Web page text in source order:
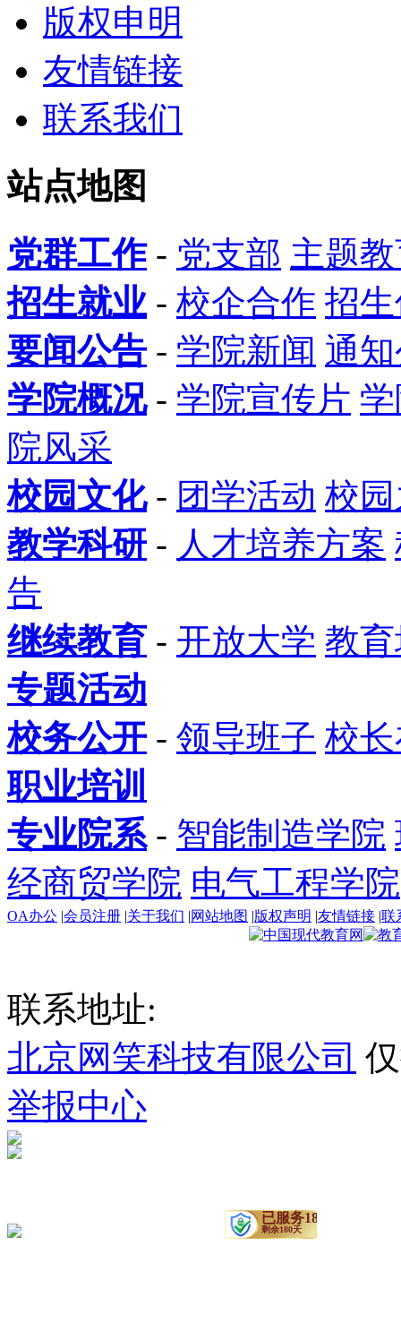
版权申明
友情链接
联系我们
站点地图
党群工作- 党支部 主题
招生就业 - 校企合作 招
要闻公告- 学院新闻 通
学院概况- 学院宣传片
院风采
校园文化- 团学活动 校
教学科研 - 人才培养方案
告
继续教育 - 开放大学 教
专题活动
校务公开 - 领导班子 校
职业培训
专业院系 - 智能制造学院
经商贸学院 电气工程学院
OA办公 |会员注册 |关于我们 |网站地图 |版权声明 |友情链接 |联
联系地址:
北京网笑科技有限公司
举报中心